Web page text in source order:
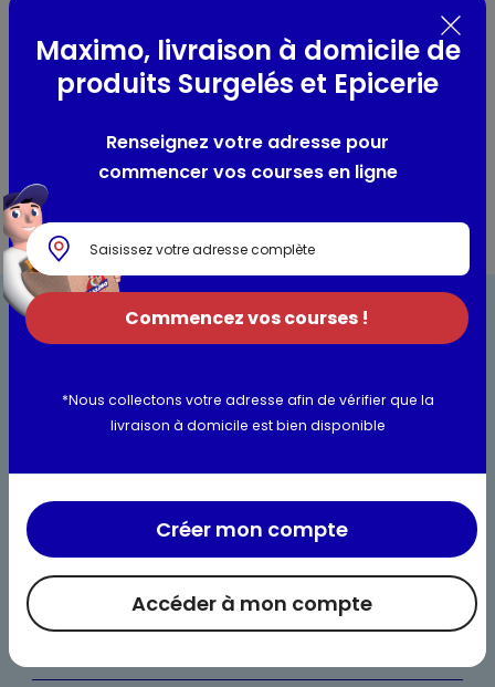
Présentation
Maximo et vous
Maxicado
Parrainage
Maximo, livraison à domicile de
produits Surgelés et Epicerie
Renseignez votre adresse pour
commencer vos courses en ligne
Commencez vos courses !
*Nous collectons votre adresse afin de vérifier que la
livraison à domicile est bien disponible
Accéder à mon compte
Créer mon compte